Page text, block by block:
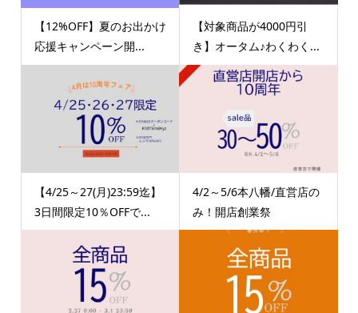
【12%OFF】夏のお出かけ
応援キャンペーン開...
【対象商品が4000円引
き】オータム♪わくわく...
【4/25～27(月)23:59迄】
3日間限定10％OFFで...
4/2～5/6本八幡/直営店の
み！開店創業祭